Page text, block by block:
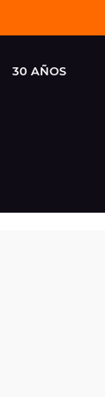
30 AÑOS